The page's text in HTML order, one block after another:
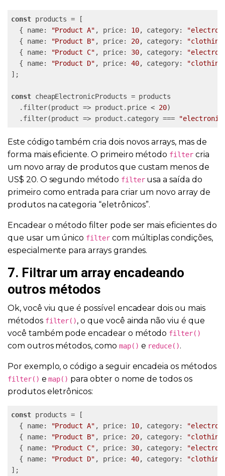
const products = [
  { name:
"Product A" , price: 10, category:
  { name:
"Product B" , price: 20, category:
  { name:
"Product C" , price: 30, category:
  { name:
"Product D" , price: 40, category:
];
const cheapElectronicProducts = products
  .filter(product => product.price <
20)
  .filter(product => product.category ===
Este código também cria dois novos arrays, mas de
forma mais eficiente. O primeiro método filtercria
um novo array de produtos que custam menos de
US$ 20. O segundo método filterusa a saída do
primeiro como entrada para criar um novo array de
produtos na categoria “eletrônicos”.
Encadear o método filter pode ser mais eficientes do
que usar um único filtercom múltiplas condições,
especialmente para arrays grandes.
7. Filtrar um array encadeando
outros métodos
Ok, você viu que é possível encadear dois ou mais
métodos filter(), o que você ainda não viu é que
você também pode encadear o método filter()
com outros métodos, como map() e reduce().
Por exemplo, o código a seguir encadeia os métodos
filter() emap() para obter o nome de todos os
produtos eletrônicos:
const products = [
  { name:
"Product A" , price: 10, category:
  { name:
"Product B" , price: 20, category:
  { name:
"Product C" , price: 30, category:
  { name:
"Product D" , price: 40, category:
];